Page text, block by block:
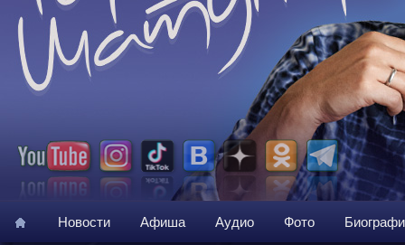
Новости Афиша Аудио Фото